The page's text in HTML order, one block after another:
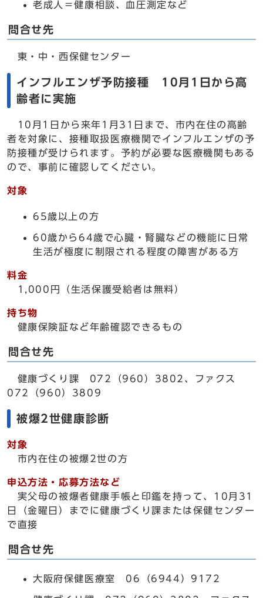
老成人＝健康相談、血圧測定など
問合せ先
東・中・西保健センター
インフルエンザ予防接種 10月1日から高
齢者に実施
10月1日から来年1月31日まで、市内在住の高齢
者を対象に、接種取扱医療機関でインフルエンザの予
防接種が受けられます。予約が必要な医療機関もある
ので、事前に確認してください。
対象
65歳以上の方
60歳から64歳で心臓・腎臓などの機能に日常
生活が極度に制限される程度の障害がある方
料金
1,000円（生活保護受給者は無料）
持ち物
健康保険証など年齢確認できるもの
問合せ先
健康づくり課 072（960）3802、ファクス
072（960）3809
被爆2世健康診断
対象
市内在住の被爆2世の方
申込方法・応募方法など
実父母の被爆者健康手帳と印鑑を持って、10月31
日（金曜日）までに健康づくり課または保健センター
で直接
問合せ先
大阪府保健医療室 06（6944）9172